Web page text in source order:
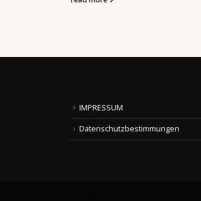
IMPRESSUM
Datenschutzbestimmungen